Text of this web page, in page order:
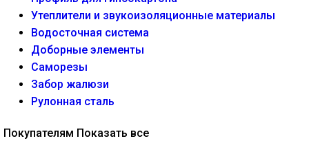
Утеплители и звукоизоляционные материалы
Водосточная система
Доборные элементы
Саморезы
Забор жалюзи
Рулонная сталь
Покупателям Показать все